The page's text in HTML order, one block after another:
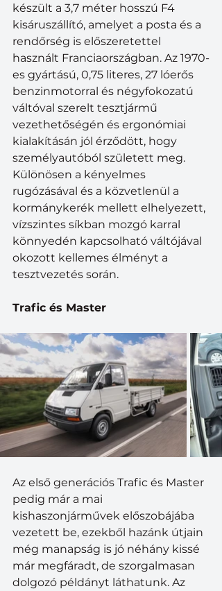
készült a 3,7 méter hosszú F4
kisáruszállító, amelyet a posta és a
rendőrség is előszeretettel
használt Franciaországban. Az 1970-
es gyártású, 0,75 literes, 27 lóerős
benzinmotorral és négyfokozatú
váltóval szerelt tesztjármű
vezethetőségén és ergonómiai
kialakításán jól érződött, hogy
személyautóból született meg.
Különösen a kényelmes
rugózásával és a közvetlenül a
kormánykerék mellett elhelyezett,
vízszintes síkban mozgó karral
könnyedén kapcsolható váltójával
okozott kellemes élményt a
tesztvezetés során.
Trafic és Master
Az első generációs Trafic és Master
pedig már a mai
kishaszonjárművek előszobájába
vezetett be, ezekből hazánk útjain
még manapság is jó néhány kissé
már megfáradt, de szorgalmasan
dolgozó példányt láthatunk. Az